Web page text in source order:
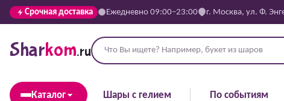
Срочная доставка Ежедневно 09:00–23:00 г. Москва, ул. Ф.
Sharkom.ru
Каталог Шары с гелием По событиям